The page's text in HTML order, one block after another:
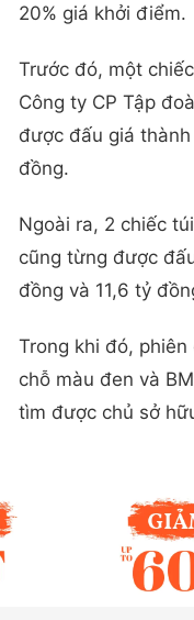
20% giá khởi điểm.
Trước đó, một
Công ty CP Tập
được đấu giá
đồng.
Ngoài ra, 2 chiếc
cũng từng được
đồng và 11,6 tỷ
Trong khi đó,
chỗ màu đen và
tìm được chủ sở